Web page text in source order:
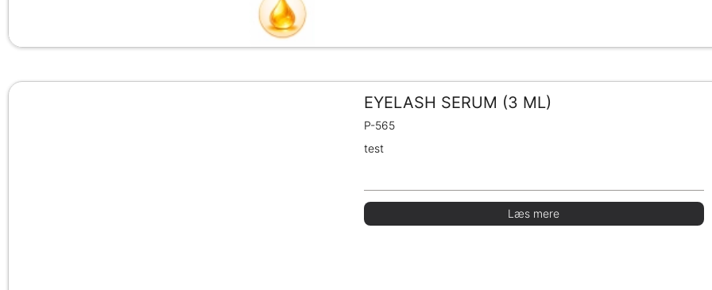
EYELASH SERUM (3 ML)
P-565
test
Læs mere